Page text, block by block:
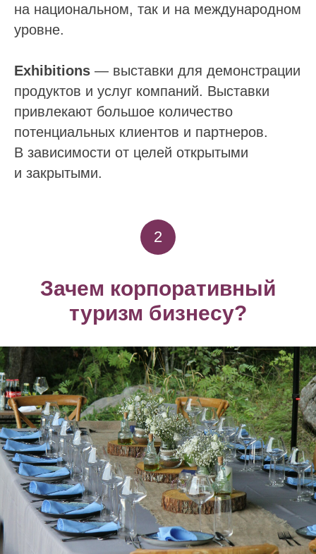
на национальном, так и на международном
уровне.
Exhibitions — выставки для демонстрации
продуктов и услуг компаний. Выставки
привлекают большое количество
потенциальных клиентов и партнеров.
В зависимости от целей открытыми
и закрытыми.
2
Зачем корпоративный
туризм бизнесу?